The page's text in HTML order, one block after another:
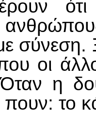
σύνεση.
που οι
η
πουν: το